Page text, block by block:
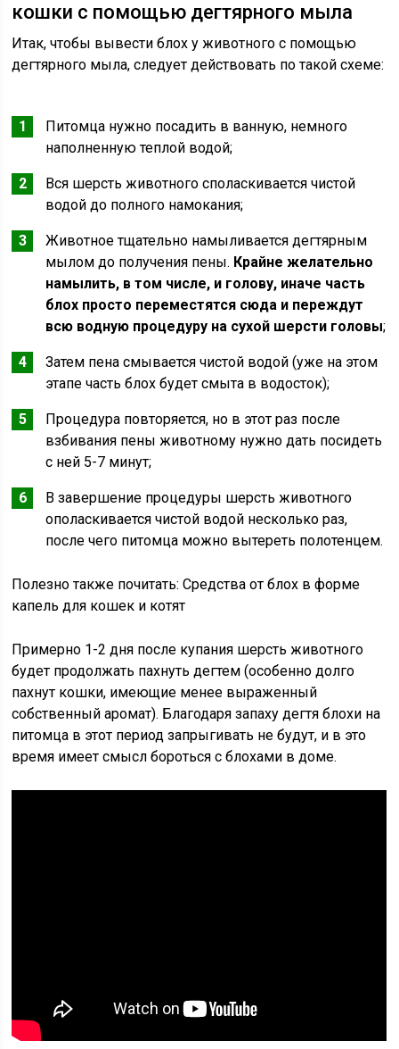
кошки с помощью дегтярного мыла
Итак, чтобы вывести блох у животного с помощью
дегтярного мыла, следует действовать по такой схеме:
Питомца нужно посадить в ванную, немного
наполненную теплой водой;
Вся шерсть животного споласкивается чистой
водой до полного намокания;
Животное тщательно намыливается дегтярным
мылом до получения пены. Крайне желательно
намылить, в том числе, и голову, иначе часть
блох просто переместятся сюда и переждут
всю водную процедуру на сухой шерсти головы;
Затем пена смывается чистой водой (уже на этом
этапе часть блох будет смыта в водосток);
Процедура повторяется, но в этот раз после
взбивания пены животному нужно дать посидеть
с ней 5-7 минут;
В завершение процедуры шерсть животного
ополаскивается чистой водой несколько раз,
после чего питомца можно вытереть полотенцем.
Полезно также почитать: Средства от блох в форме
капель для кошек и котят
Примерно 1-2 дня после купания шерсть животного
будет продолжать пахнуть дегтем (особенно долго
пахнут кошки, имеющие менее выраженный
собственный аромат). Благодаря запаху дегтя блохи на
питомца в этот период запрыгивать не будут, и в это
время имеет смысл бороться с блохами в доме.